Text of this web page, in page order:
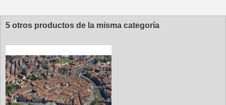
5 otros productos de la misma categoría